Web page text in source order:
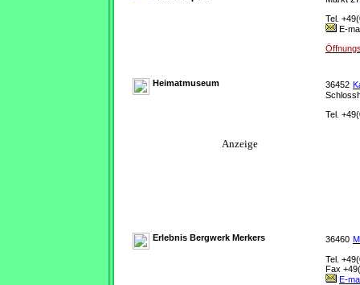
Tel.
E-
Heimatmuseum 36452
Tel.
Anzeige
Erlebnis Bergwerk Merkers 36460
Tel.
Fax
E-